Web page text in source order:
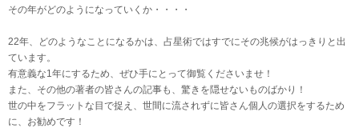
その年がどのようになっていくか・・・・
22年、どのようなことになるかは、占星術ではすでにその兆候がはっきりと出
ています。
有意義な1年にするため、ぜひ手にとって御覧くださいませ！
また、その他の著者の皆さんの記事も、驚きを隠せないものばかり！
世の中をフラットな目で捉え、世間に流されずに皆さん個人の選択をするため
に、お勧めです！